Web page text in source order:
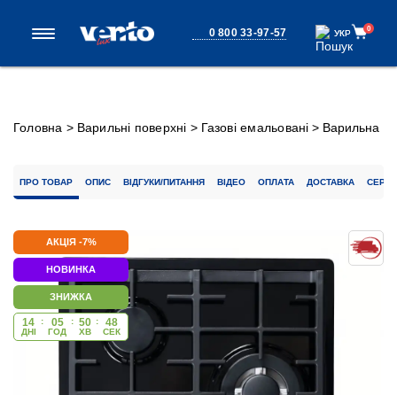
0 800 33-97-57 УКР
УКР 0
Головна > Варильні поверхні > Газові емальовані > Варильна
ПРО ТОВАР ОПИС ВІДГУКИ/ПИТАННЯ ВІДЕО ОПЛАТА ДОСТАВКА
АКЦІЯ -7%
НОВИНКА
ЗНИЖКА
14
ДНІ
: 05
ГОД
: 50
ХВ
: 48
CЕК